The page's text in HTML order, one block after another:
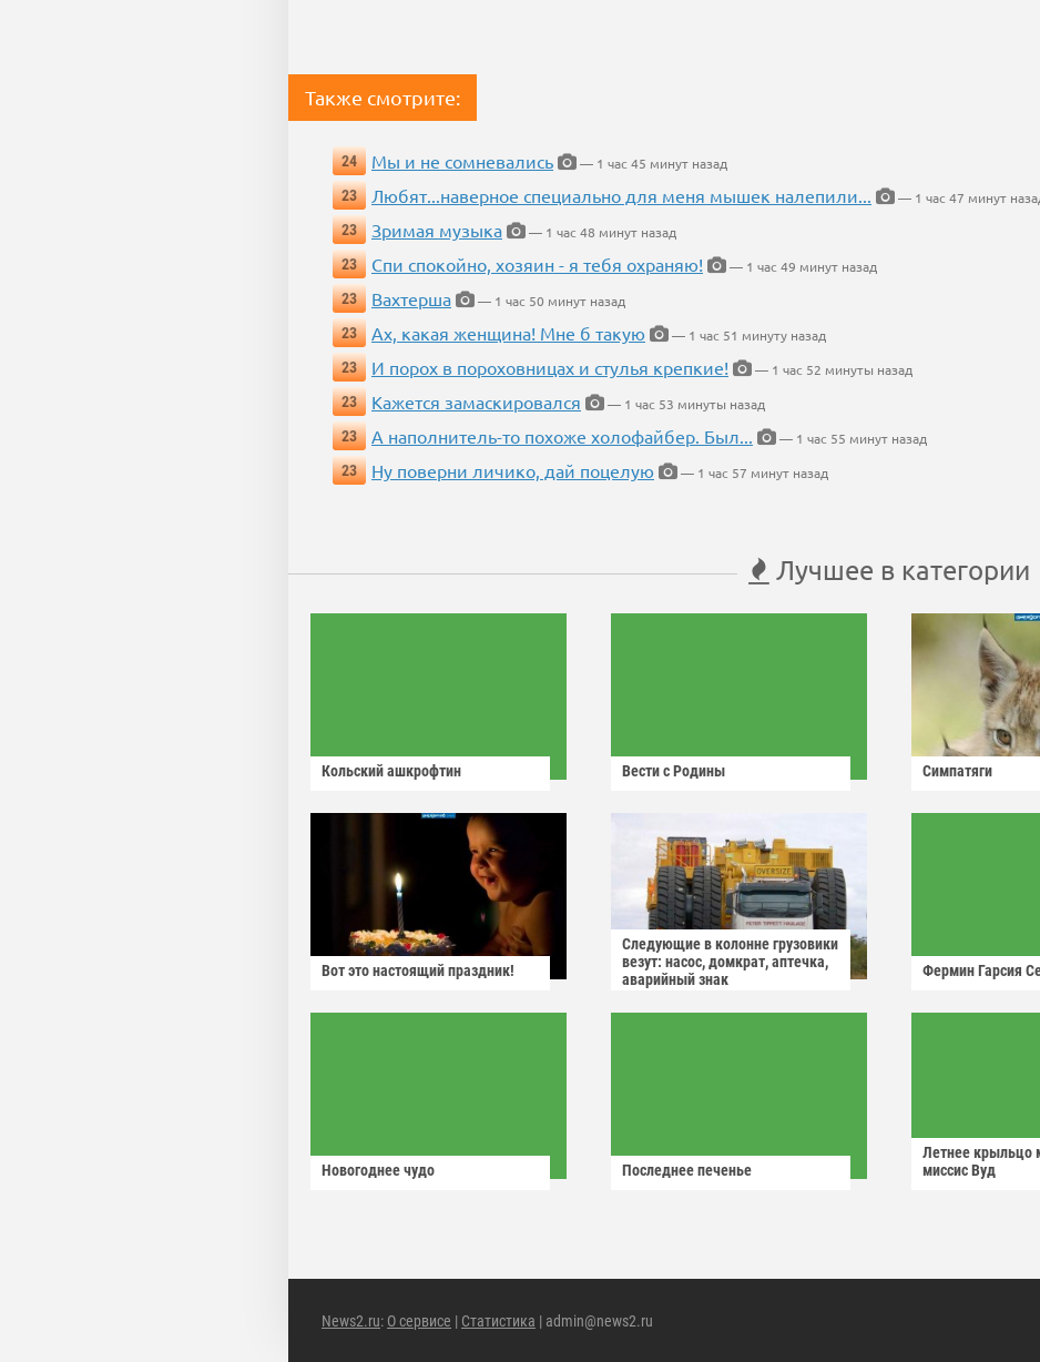
Также смотрите:
24 Мы и не сомневались
— 1 час 45 минут назад
23
Любят...наверное специально для меня мышек налепили...
— 1 час 47 минут
23
Зримая музыка
— 1 час 48 минут назад
23
Спи спокойно, хозяин - я тебя охраняю!
— 1 час 49 минут назад
23
Вахтерша
— 1 час 50 минут назад
23
Ах, какая женщина! Мне б такую
— 1 час 51 минуту назад
23
И порох в пороховницах и стулья крепкие!
— 1 час 52 минуты назад
23
Кажется замаскировался
— 1 час 53 минуты назад
23
А наполнитель-то похоже холофайбер. Был...
— 1 час 55 минут назад
23
Ну поверни личико, дай поцелую — 1 час 57 минут назад
Лучшее в категории
Кольский ашкрофтин Вести с Родины Симпатяги
Вот это настоящий праздник!
Следующие в колонне грузовики
везут: насос, домкрат, аптечка,
аварийный знак
Фермин Гарсия
Новогоднее чудо Последнее печенье
Летнее крыльцо
миссис Вуд
News2.ru: О сервисе | Статистика | admin@news2.ru